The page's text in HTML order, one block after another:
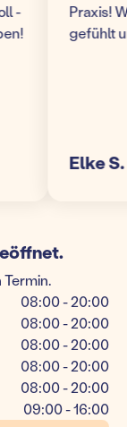
Praxis! Wir
gefühlt und
Elke S.
08:00 - 20:00
08:00 - 20:00
08:00 - 20:00
08:00 - 20:00
08:00 - 20:00
09:00 - 16:00